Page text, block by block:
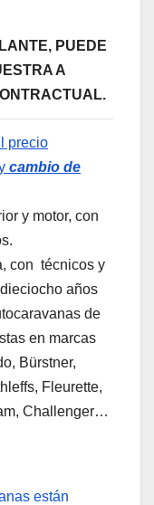
PUEDE
A
precio
cambio de
y motor, con
con técnicos y
años
de
en marcas
Bürstner,
Fleurette,
Challenger…
están